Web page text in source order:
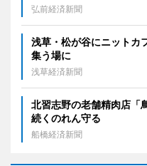
弘前経済新聞
浅草・松が谷にニット
集う場に
浅草経済新聞
北習志野の老舗精肉店
続くのれん守る
船橋経済新聞